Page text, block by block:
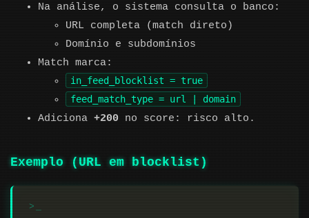
Na análise, o sistema consulta o banco:
URL completa (match direto)
Domínio e subdomínios
Match marca:
in_feed_blocklist = true
feed_match_type = url | domain
Adiciona +200 no score: risco alto.
Exemplo (URL em blocklist)